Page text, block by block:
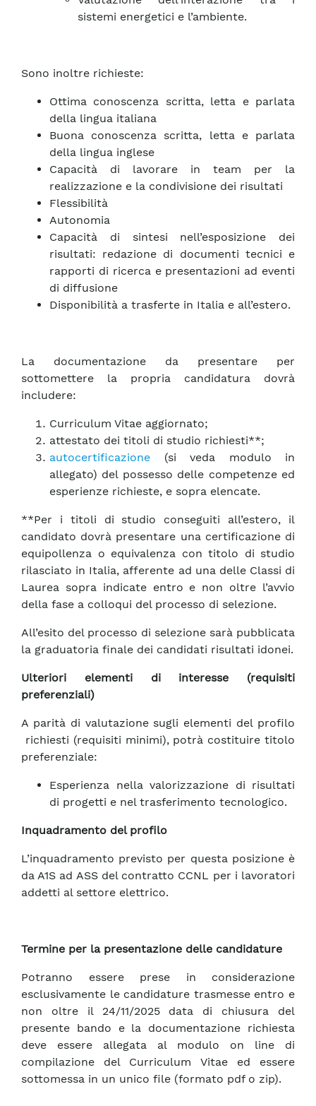
sistemi energetici e l’ambiente.
Sono inoltre richieste:
Ottima conoscenza scritta, letta e parlata
della lingua italiana
Buona conoscenza scritta, letta e parlata
della lingua inglese
Capacità di lavorare in team per la
realizzazione e la condivisione dei risultati
Flessibilità
Autonomia
Capacità di sintesi nell’esposizione dei
risultati: redazione di documenti tecnici e
rapporti di ricerca e presentazioni ad eventi
di diffusione
Disponibilità a trasferte in Italia e all’estero.
La documentazione da presentare per
sottomettere la propria candidatura dovrà
includere:
Curriculum Vitae aggiornato;
attestato dei titoli di studio richiesti**;
autocertificazione (si veda modulo in
allegato) del possesso delle competenze ed
esperienze richieste, e sopra elencate.
**Per i titoli di studio conseguiti all’estero, il
candidato dovrà presentare una certificazione di
equipollenza o equivalenza con titolo di studio
rilasciato in Italia, afferente ad una delle Classi di
Laurea sopra indicate entro e non oltre l’avvio
della fase a colloqui del processo di selezione.
All’esito del processo di selezione sarà pubblicata
la graduatoria finale dei candidati risultati idonei.
Ulteriori elementi di interesse (requisiti
preferenziali)
A parità di valutazione sugli elementi del profilo
richiesti (requisiti minimi), potrà costituire titolo
preferenziale:
Esperienza nella valorizzazione di risultati
di progetti e nel trasferimento tecnologico.
Inquadramento del profilo
L’inquadramento previsto per questa posizione è
da A1S ad ASS del contratto CCNL per i lavoratori
addetti al settore elettrico.
Termine per la presentazione delle candidature
Potranno essere prese in considerazione
esclusivamente le candidature trasmesse entro e
non oltre il 24/11/2025 data di chiusura del
presente bando e la documentazione richiesta
deve essere allegata al modulo on line di
compilazione del Curriculum Vitae ed essere
sottomessa in un unico file (formato pdf o zip).